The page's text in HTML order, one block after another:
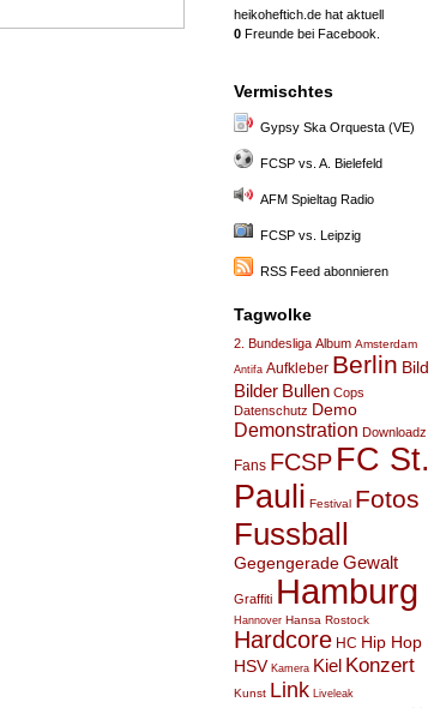
heikoheftich.de hat aktuell
0 Freunde bei Facebook.
Vermischtes
Gypsy Ska Orquesta (VE)
FCSP vs. A. Bielefeld
AFM Spieltag Radio
FCSP vs. Leipzig
RSS Feed abonnieren
Tagwolke
2. Bundesliga Album Amsterdam
Antifa Aufkleber Berlin Bild
Bilder Bullen Cops
Datenschutz Demo
Demonstration Downloadz
Fans FCSP FC St.
Pauli Festival Fotos
Fussball
GegengeradeGewalt
Graffiti Hamburg
Hannover Hansa Rostock
Hardcore HC Hip Hop
HSV Kamera Kiel Konzert
Kunst Link Liveleak